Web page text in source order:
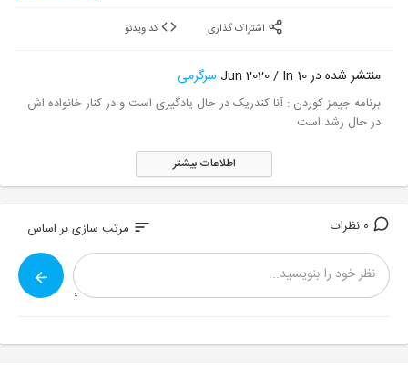
منتشر شده در 10 Jun 2020 / In سرگرمی
برنامه جیمز کوردن : آنا کندریک در حال یادگیری است و در کنار خانواده اش
در حال رشد است
اطلاعات بیشتر
sort مرتب سازی بر اساس